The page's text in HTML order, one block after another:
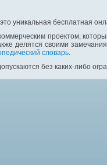
уникальная бесплатная
проектом,
делятся своими
словарь.
без каких-либо